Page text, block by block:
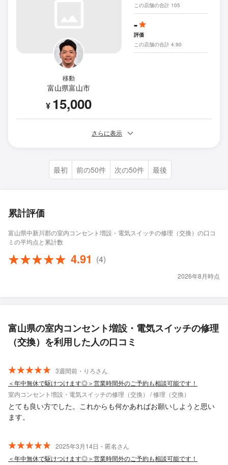
移動
富山県富山市
¥ 15,000
この店舗の合計 105
-
評価
この店舗の合計 4.90
さらに表示
最初 前の50件 次の50件 最後
累計評価
富山県中新川郡の室内コンセント増設・電気スイッチの修理（交換）の口コ
ミの平均点と累計数
4.91 (4)
2026年8月時点
富山県の室内コンセント増設・電気スイッチの修理
（交換）を利用した人の口コミ
3週間前・りろさん
＜年中無休で駆けつけます◎＞営業時間外のご予約も相談可能です！
室内コンセント増設・電気スイッチの修理（交換） / 修理（交換）
とても良い方でした。これからも何かあればお願いしようと思い
ます。
2025年3月14日・匿名さん
＜年中無休で駆けつけます◎＞営業時間外のご予約も相談可能です！